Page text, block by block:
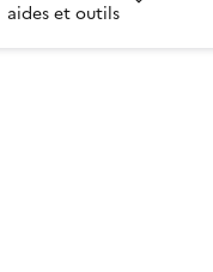
aides et outils